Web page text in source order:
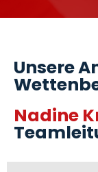
Unsere
Nadine